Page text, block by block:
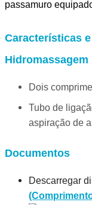
passamuro
Características
Dois
Tubo de
aspiração de
Documentos
Descarregar